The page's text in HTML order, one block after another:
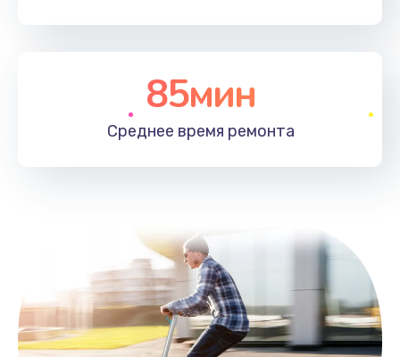
85мин
Среднее время ремонта